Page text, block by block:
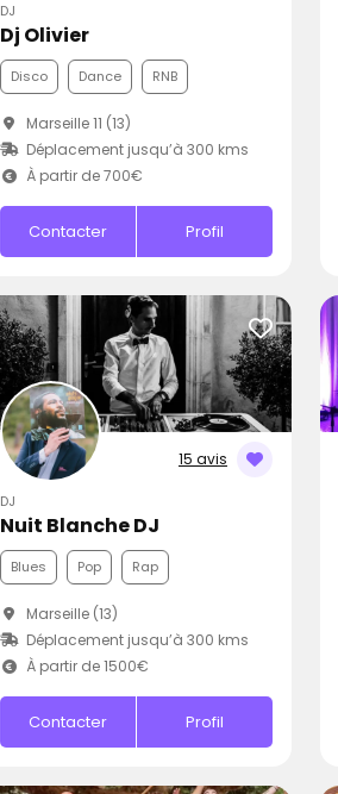
DJ
Dj Olivier
Disco Dance RNB
Marseille 11 (13)
Déplacement jusqu’à 300 kms
À partir de 700€
Contacter Profil
15 avis
DJ
Nuit Blanche DJ
Blues Pop Rap
Marseille (13)
Déplacement jusqu’à 300 kms
À partir de 1500€
Contacter Profil